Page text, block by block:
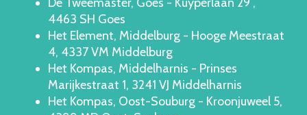
4463 SH Goes
Het Element, Middelburg - Hooge Meestraat
4, 4337 VM Middelburg
Het Kompas, Middelharnis - Prinses
Marijkestraat 1, 3241 VJ Middelharnis
Het Kompas, Oost-Souburg - Kroonjuweel 5,